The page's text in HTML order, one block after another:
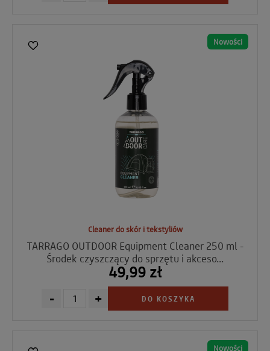
Nowości
Cleaner do skór i tekstyliów
TARRAGO OUTDOOR Equipment Cleaner 250 ml -
Środek czyszczący do sprzętu i akceso...
49,99 zł
- + DO KOSZYKA
Nowości